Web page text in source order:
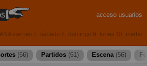
acceso usuarios
viernes 7 sábado 8 domingo 9 lunes 10 martes
(66) Partidos (61) Escena (56)